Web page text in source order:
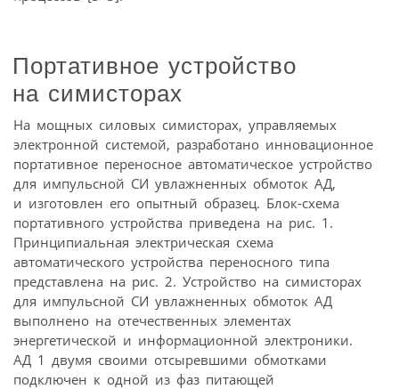
Портативное устройство
на симисторах
На мощных силовых симисторах, управляемых
электронной системой, разработано инновационное
портативное переносное автоматическое устройство
для импульсной СИ увлажненных обмоток АД,
и изготовлен его опытный образец. Блок-схема
портативного устройства приведена на рис. 1.
Принципиальная электрическая схема
автоматического устройства переносного типа
представлена на рис. 2. Устройство на симисторах
для импульсной СИ увлажненных обмоток АД
выполнено на отечественных элементах
энергетической и информационной электроники.
АД 1 двумя своими отсыревшими обмотками
подключен к одной из фаз питающей